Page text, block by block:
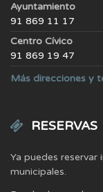
Ayuntamiento
91 869 11 17
Centro Cívico
91 869 19 47
Más direcciones y
RESERVAS
Ya puedes
municipales.